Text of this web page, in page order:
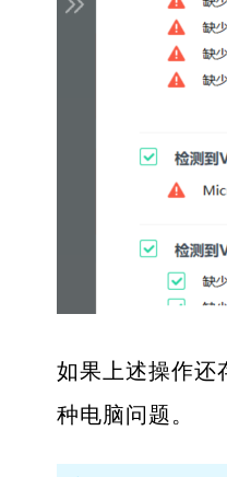
如果上述操作还
种电脑问题。